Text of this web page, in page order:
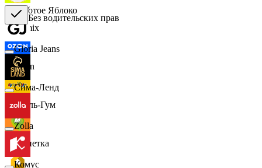
Demix
Ozon
Бубль-Гум
Монетка
Золотое Яблоко
Gloria Jeans
Сима-Ленд
Zolla
Комус
Без водительских прав